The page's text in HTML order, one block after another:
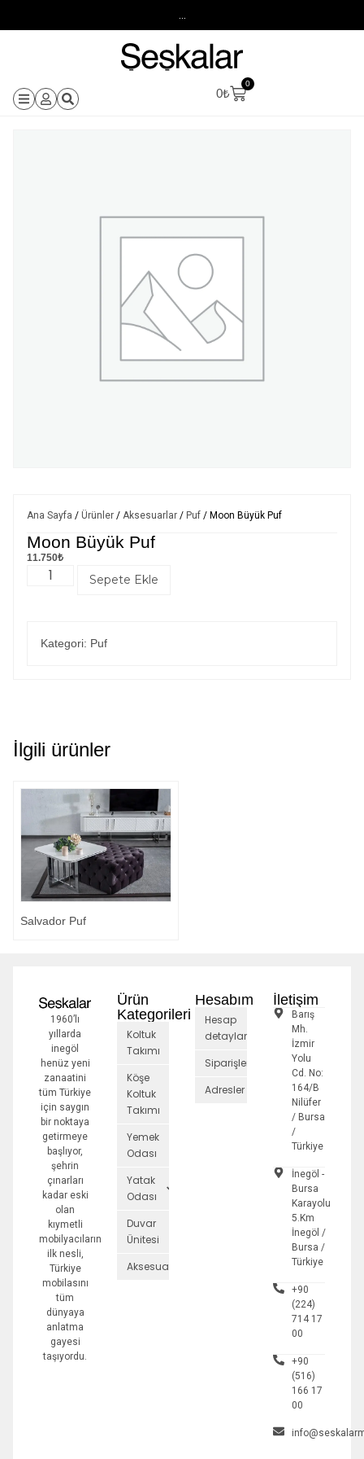
0₺
0
Ana Sayfa / Ürünler / Aksesuarlar / Puf / Moon Büyük Puf
Moon Büyük Puf
11.750₺
Sepete Ekle
Kategori: Puf
İlgili ürünler
Salvador Puf
1960’lı
yıllarda
inegöl
henüz yeni
zanaatini
tüm Türkiye
için saygın
bir noktaya
getirmeye
başlıyor,
şehrin
çınarları
kadar eski
olan
kıymetli
mobilyacıların
ilk nesli,
Türkiye
mobilasını
tüm
dünyaya
anlatma
gayesi
taşıyordu.
Ürün
Kategorileri
Koltuk
Takımı
Köşe
Koltuk
Takımı
Yemek
Odası
Yatak
Odası
Duvar
Ünitesi
Aksesuarlar
Hesabım
Hesap
detayları
Siparişler
Adresler
İletişim
Barış
Mh.
İzmir
Yolu
Cd. No:
164/B
Nilüfer
/ Bursa
/
Türkiye
İnegöl -
Bursa
Karayolu
5.Km
İnegöl /
Bursa /
Türkiye
+90
(224)
714 17
00
+90
(516)
166 17
00